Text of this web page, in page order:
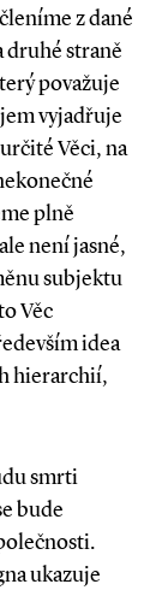
z dané
druhé straně
považuje
vyjadřuje
Věci, na
plně
není jasné,
subjektu
Věc
idea
hierarchií,
smrti
bude
ukazuje